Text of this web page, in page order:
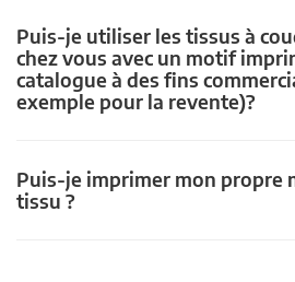
Puis-je utiliser les tissus à
chez vous avec un motif
catalogue à des fins
exemple pour la revente)?
Puis-je imprimer mon propre
tissu ?